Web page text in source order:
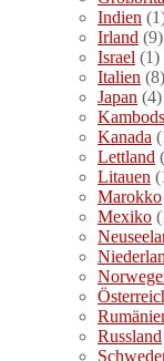
Indien
Irland (9)
Israel (1)
Italien (8)
Japan (4)
Kanada
Lettland
Litauen
Marokko
Mexiko
Russland